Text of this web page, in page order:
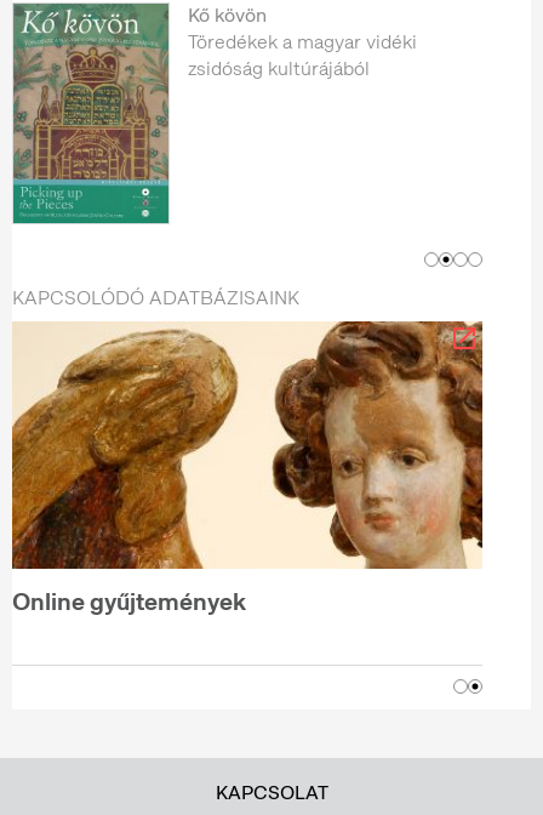
Kő kövön
Töredékek a magyar vidéki
zsidóság kultúrájából
KAPCSOLÓDÓ ADATBÁZISAINK
Online gyűjtemények
KAPCSOLAT